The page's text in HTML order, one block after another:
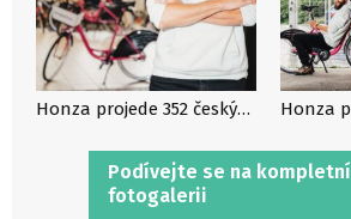
Podívejte se na kompletní
fotogalerii
Honza projede 352 českých obcí na D. Na městském kole chce otevřít téma paliativní péče